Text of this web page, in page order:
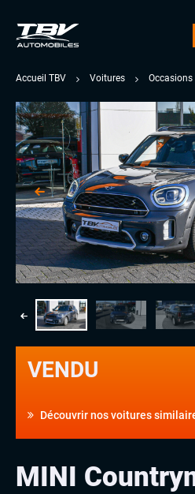
Accueil TBV Voitures Occasions
VENDU
Découvrir nos voitures
MINI